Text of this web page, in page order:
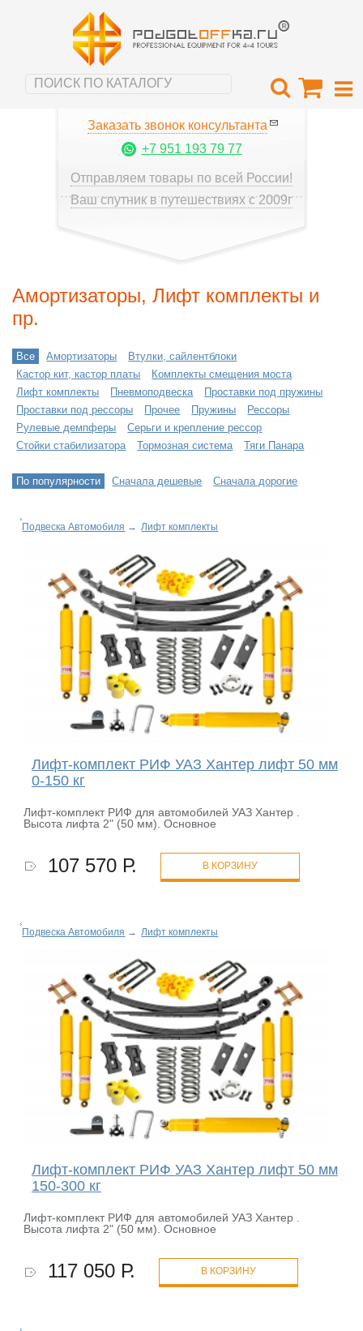
Заказать звонок консультанта
+7 951 193 79 77
Отправляем товары по всей России!
Ваш спутник в путешествиях с 2009г
Амортизаторы, Лифт комплекты и
пр.
Все Амортизаторы
Втулки, сайлентблоки
Кастор кит, кастор платы
Комплекты смещения моста
Лифт комплекты
Пневмоподвеска
Проставки под пружины
Проставки под рессоры
Прочее Пружины
Рессоры
Рулевые демпферы
Серьги и крепление рессор
Стойки стабилизатора
Тормозная система Тяги Панара
По популярности Сначала дешевые Сначала дорогие
Подвеска Автомобиля → Лифт комплекты
Лифт-комплект РИФ УАЗ Хантер лифт 50 мм
0-150 кг
Лифт-комплект РИФ для автомобилей УАЗ Хантер .
Высота лифта 2" (50 мм). Основное
107 570 Р. В КОРЗИНУ
Подвеска Автомобиля → Лифт комплекты
Лифт-комплект РИФ УАЗ Хантер лифт 50 мм
150-300 кг
Лифт-комплект РИФ для автомобилей УАЗ Хантер .
Высота лифта 2" (50 мм). Основное
117 050 Р. В КОРЗИНУ